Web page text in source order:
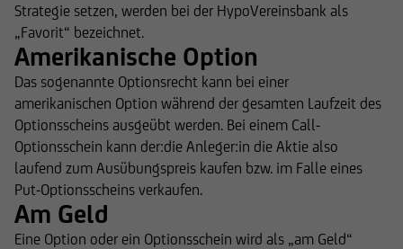
Strategie setzen, werden bei der HypoVereinsbank als
„Favorit“ bezeichnet.
Amerikanische Option
Das sogenannte Optionsrecht kann bei einer
amerikanischen Option während der gesamten Laufzeit des
Optionsscheins ausgeübt werden. Bei einem Call-
Optionsschein kann der:die Anleger:in die Aktie also
laufend zum Ausübungspreis kaufen bzw. im Falle eines
Put-Optionsscheins verkaufen.
Am Geld
Eine Option oder ein Optionsschein wird als „am Geld“